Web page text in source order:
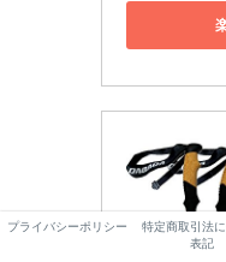
プライバシーポリシー
特定商取引法に
表記